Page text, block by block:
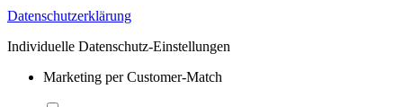
Datenschutzerklärung
Individuelle Datenschutz-Einstellungen
Marketing per Customer-Match